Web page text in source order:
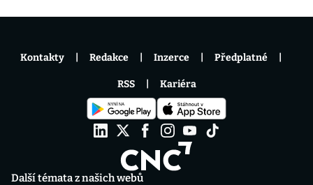
Další témata z našich webů
Kontakty Redakce Inzerce Předplatné
RSS Kariéra